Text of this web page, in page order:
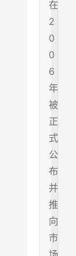
在
2
0
0
6
年
被
正
式
公
布
并
推
向
市